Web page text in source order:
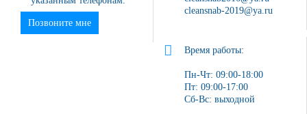
Позвоните мне
cleansnab-2019@ya.ru
Время работы:
Пн-Чт: 09:00-18:00
Пт: 09:00-17:00
Сб-Вс: выходной